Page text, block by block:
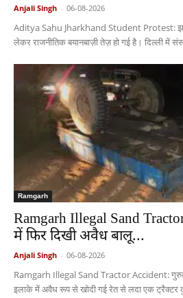
Anjali Singh - 06-08-2026
Aditya Sahu Jharkhand Student Protest:
लेकर राजनीतिक बयानबाज़ी तेज़ हो गई है। दिल्ली में
Ramgarh
Ramgarh Illegal Sand
में फिर दिखी अवैध बालू...
Anjali Singh - 06-08-2026
Ramgarh Illegal Sand Tractor Accident:
इलाके में अवैध रूप से खोदी गई रेत से लदा एक ट्रैक्टर